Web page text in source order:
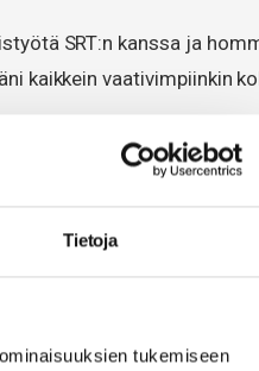
Tietoja
tukemiseen
SRT:n kanssa ja
kaikkein vaativimpiinkin